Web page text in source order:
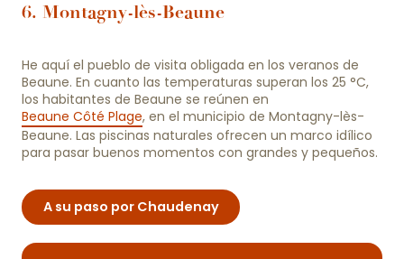
6. Montagny-lès-Beaune
He aquí el pueblo de visita obligada en los veranos de
Beaune. En cuanto las temperaturas superan los 25 °C,
los habitantes de Beaune se reúnen en
Beaune Côté Plage, en el municipio de Montagny-lès-
Beaune. Las piscinas naturales ofrecen un marco idílico
para pasar buenos momentos con grandes y pequeños.
A su paso por Chaudenay